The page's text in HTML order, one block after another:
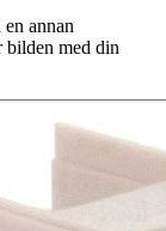
annan
med din